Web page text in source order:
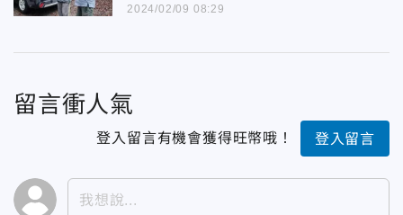
2024/02/09 08:29
留言衝人氣
登入留言有機會獲得旺幣哦！ 登入留言